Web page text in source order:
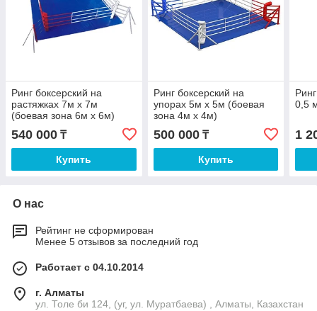
Ринг боксерский на
растяжках 7м х 7м
(боевая зона 6м х 6м)
540 000 ₸
Купить
Ринг боксерский на
упорах 5м х 5м (боевая
зона 4м х 4м)
500 000₸
Купить
0,5
1
О нас
Рейтинг не сформирован
Менее 5 отзывов за последний год
Работает с 04.10.2014
г. Алматы
ул. Толе би 124, (уг, ул. Муратбаева) , Алматы, Казахстан